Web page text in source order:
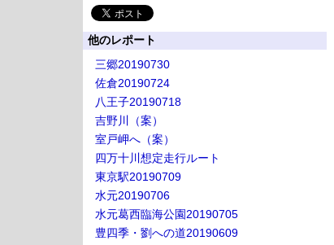
他のレポート
三郷20190730
佐倉20190724
八王子20190718
吉野川（案）
室戸岬へ（案）
四万十川想定走行ルート
東京駅20190709
水元20190706
水元葛西臨海公園20190705
豊四季・劉への道20190609